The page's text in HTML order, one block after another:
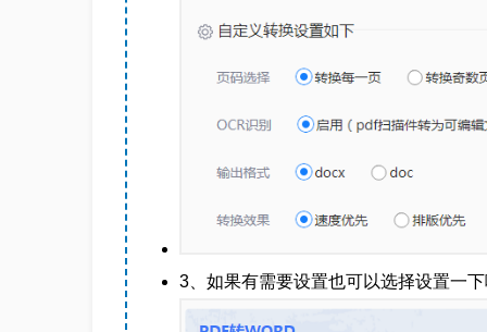
3、如果有需要设置也可以选择设置一